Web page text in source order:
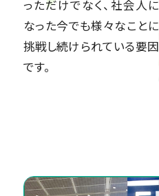
っただけでなく、社会人に
なった今でも様々なことに
挑戦し続けられている要因
です。